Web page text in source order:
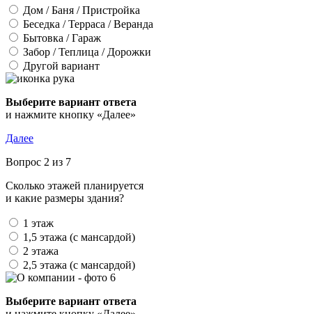
Дом / Баня / Пристройка
Беседка / Терраса / Веранда
Бытовка / Гараж
Забор / Теплица / Дорожки
Другой вариант
Выберите вариант ответа
и нажмите кнопку «Далее»
Далее
Вопрос 2 из 7
Сколько этажей планируется
и какие размеры здания?
1 этаж
1,5 этажа (с мансардой)
2 этажа
2,5 этажа (с мансардой)
Выберите вариант ответа